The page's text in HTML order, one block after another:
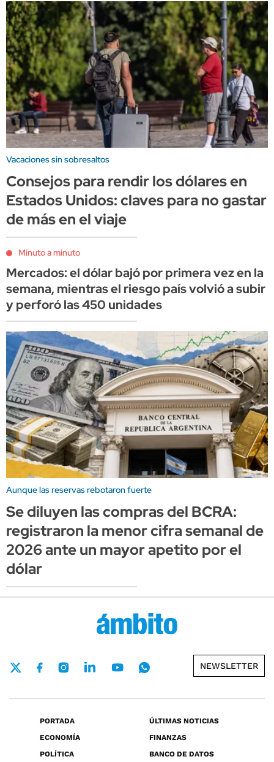
Vacaciones sin sobresaltos
Consejos para rendir los dólares en
Estados Unidos: claves para no gastar
de más en el viaje
Minuto a minuto
Mercados: el dólar bajó por primera vez en la
semana, mientras el riesgo país volvió a subir
y perforó las 450 unidades
Aunque las reservas rebotaron fuerte
Se diluyen las compras del BCRA:
registraron la menor cifra semanal de
2026 ante un mayor apetito por el
dólar
NEWSLETTER
PORTADA
ÚLTIMAS NOTICIAS
ECONOMÍA
FINANZAS
POLÍTICA
BANCO DE DATOS